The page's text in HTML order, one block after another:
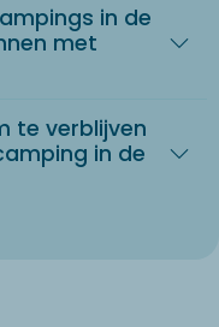
in de
met
te verblijven
in de